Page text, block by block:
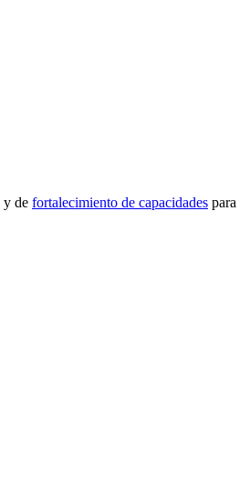
y de fortalecimiento de capacidades para